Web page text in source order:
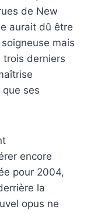
de New
aurait dû être
mais
trois derniers
que ses
encore
pour 2004,
la
opus ne